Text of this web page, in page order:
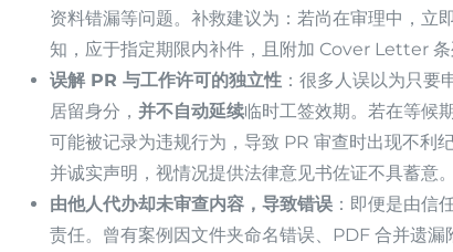
资料错漏等问题。补救建议为：若尚在审理中，
知，应于指定期限内补件，且附加 Cover Letter
误解 PR 与工作许可的独立性 ：很多人误以为只
居留身分， 并不自动延续临时工签效期。若在等候
可能被记录为违规行为，导致 PR 审查时出现不利
并诚实声明，视情况提供法律意见书佐证不具蓄意。
由他人代办却未审查内容，导致错误 ：即便是由信
责任。曾有案例因文件夹命名错误、PDF 合并遗